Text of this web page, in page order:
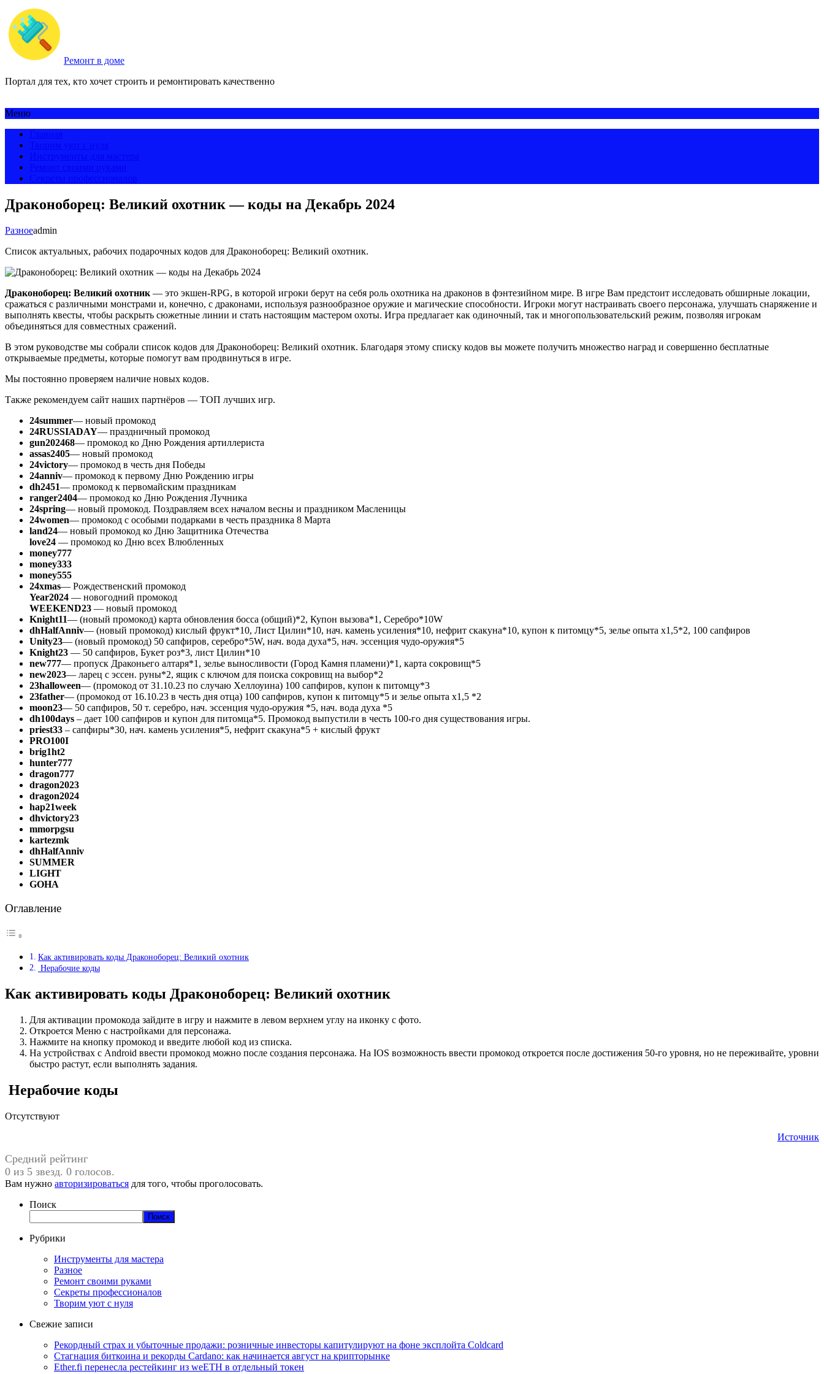
Ремонт в доме
Портал для тех, кто хочет строить и ремонтировать качественно
Меню
Драконоборец: Великий охотник — коды на Декабрь 2024
Разноеadmin
Список актуальных, рабочих подарочных кодов для Драконоборец: Великий охотник.
Драконоборец: Великий охотник — это экшен-RPG, в которой игроки берут на себя роль охотника на драконов в фэнтезийном мире. В игре Вам предстоит исследовать обширные локации,
сражаться с различными монстрами и, конечно, с драконами, используя разнообразное оружие и магические способности. Игроки могут настраивать своего персонажа, улучшать снаряжение и
выполнять квесты, чтобы раскрыть сюжетные линии и стать настоящим мастером охоты. Игра предлагает как одиночный, так и многопользовательский режим, позволяя игрокам
объединяться для совместных сражений.
В этом руководстве мы собрали список кодов для Драконоборец: Великий охотник. Благодаря этому списку кодов вы можете получить множество наград и совершенно бесплатные
открываемые предметы, которые помогут вам продвинуться в игре.
Мы постоянно проверяем наличие новых кодов.
Также рекомендуем сайт наших партнёров — ТОП лучших игр.
24summer— новый промокод
24RUSSIADAY— праздничный промокод
gun202468— промокод ко Дню Рождения артиллериста
assas2405— новый промокод
24victory— промокод в честь дня Победы
24anniv— промокод к первому Дню Рождению игры
dh2451— промокод к первомайским праздникам
ranger2404— промокод ко Дню Рождения Лучника
24spring— новый промокод. Поздравляем всех началом весны и праздником Масленицы
24women— промокод с особыми подарками в честь праздника 8 Марта
land24— новый промокод ко Дню Защитника Отечества
love24 — промокод ко Дню всех Влюбленных
money777
money333
money555
24xmas— Рождественский промокод
Year2024 — новогодний промокод
WEEKEND23 — новый промокод
Knight11— (новый промокод) карта обновления босса (общий)*2, Купон вызова*1, Серебро*10W
dhHalfAnniv— (новый промокод) кислый фрукт*10, Лист Цилин*10, нач. камень усиления*10, нефрит скакуна*10, купон к питомцу*5, зелье опыта х1,5*2, 100 сапфиров
Unity23— (новый промокод) 50 сапфиров, серебро*5W, нач. вода духа*5, нач. эссенция чудо-оружия*5
Knight23 — 50 сапфиров, Букет роз*3, лист Цилин*10
new777— пропуск Драконьего алтаря*1, зелье выносливости (Город Камня пламени)*1, карта сокровищ*5
new2023— ларец с эссен. руны*2, ящик с ключом для поиска сокровищ на выбор*2
23halloween— (промокод от 31.10.23 по случаю Хеллоуина) 100 сапфиров, купон к питомцу*3
23father— (промокод от 16.10.23 в честь дня отца) 100 сапфиров, купон к питомцу*5 и зелье опыта х1,5 *2
moon23— 50 сапфиров, 50 т. серебро, нач. эссенция чудо-оружия *5, нач. вода духа *5
dh100days – дает 100 сапфиров и купон для питомца*5. Промокод выпустили в честь 100-го дня существования игры.
priest33 – сапфиры*30, нач. камень усиления*5, нефрит скакуна*5 + кислый фрукт
PRO100I
brig1ht2
hunter777
dragon777
dragon2023
dragon2024
hap21week
dhvictory23
mmorpgsu
kartezmk
dhHalfAnniv
SUMMER
LIGHT
GOHA
Оглавление
Как активировать коды Драконоборец: Великий охотник
Нерабочие коды
Как активировать коды Драконоборец: Великий охотник
Для активации промокода зайдите в игру и нажмите в левом верхнем углу на иконку с фото.
Откроется Меню с настройками для персонажа.
Нажмите на кнопку промокод и введите любой код из списка.
На устройствах с Android ввести промокод можно после создания персонажа. На IOS возможность ввести промокод откроется после достижения 50-го уровня, но не переживайте, уровни
быстро растут, если выполнять задания.
Нерабочие коды
Отсутствуют
Источник
Средний рейтинг
0 из 5 звезд. 0 голосов.
Вам нужно авторизироваться для того, чтобы проголосовать.
Поиск
Поиск
Рубрики
Инструменты для мастера
Разное
Ремонт своими руками
Секреты профессионалов
Творим уют с нуля
Свежие записи
Рекордный страх и убыточные продажи: розничные инвесторы капитулируют на фоне эксплойта Coldcard
Стагнация биткоина и рекорды Cardano: как начинается август на крипторынке
Ether.fi перенесла рестейкинг из weETH в отдельный токен